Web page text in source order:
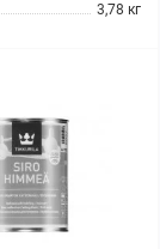
3,78 кг